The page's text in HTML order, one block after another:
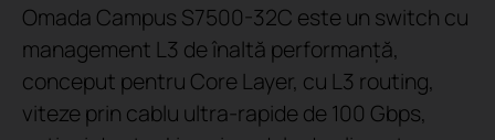
Omada Campus S7500-32C este un switch cu
management L3 de înaltă performanță,
conceput pentru Core Layer, cu L3 routing,
viteze prin cablu ultra-rapide de 100 Gbps,